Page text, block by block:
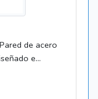
de acero
e...